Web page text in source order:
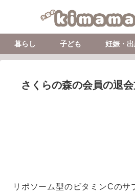
暮らし 子ども 妊娠・
さくらの森の会員の退
リポソーム型のビタミンCのサ